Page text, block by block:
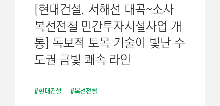
[현대건설, 서해선 대곡~소사
복선전철 민간투자시설사업 개
통] 독보적 토목 기술이 빛난 수
도권 금빛 쾌속 라인
#현대건설 #복선전철